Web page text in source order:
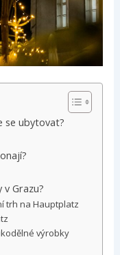
se ubytovat?
Grazu?
trh na Hauptplatz
výrobky